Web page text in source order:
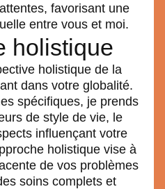
favorisant une
entre vous et moi.
holistique
holistique de la
dans votre globalité.
spécifiques, je prends
de style de vie, le
influençant votre
holistique vise à
de vos problèmes
soins complets et